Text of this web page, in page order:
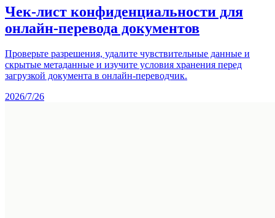
Чек-лист конфиденциальности для
онлайн-перевода документов
Проверьте разрешения, удалите чувствительные данные и
скрытые метаданные и изучите условия хранения перед
загрузкой документа в онлайн-переводчик.
2026/7/26